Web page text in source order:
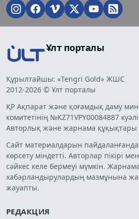
Ұлт порталы
Құрылтайшы: «Tengri Gold» ЖШС
2012-2026 © Ұлт порталы
ҚР Ақпарат және қоғамдық даму
комитетінің №KZ71VPY00084887
Авторлық және жарнама құқықтары
Сайт материалдарын пайдаланғанда
көрсету міндетті. Авторлар пікірі
сәйкес келе бермеуі мүмкін.
хабарландырулардың мазмұнына
жауапты.
РЕДАКЦИЯ